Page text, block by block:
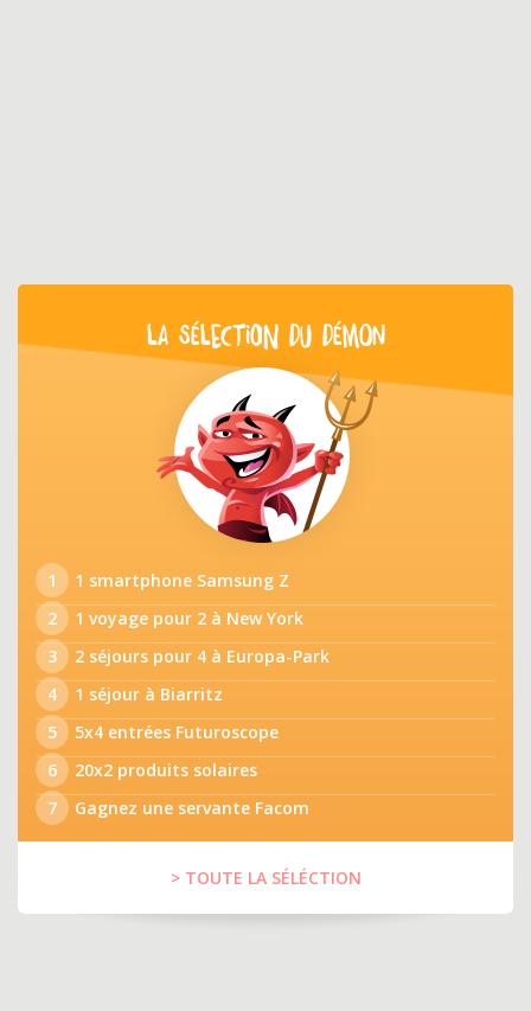
LA SÉLECTION DU DÉMON
1
1 smartphone Samsung Z
2
1 voyage pour 2 à New York
3
2 séjours pour 4 à Europa-Park
4
1 séjour à Biarritz
5
5x4 entrées Futuroscope
6
20x2 produits solaires
7
Gagnez une servante Facom
> TOUTE LA SÉLÉCTION